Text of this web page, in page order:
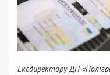
Ексдиректору ДП